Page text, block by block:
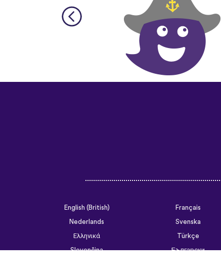
English (British) Français
Ελληνικά
Türkçe
Slovenčina
Български
ไทย
Tiếng Việt